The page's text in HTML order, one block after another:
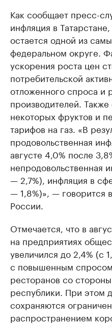
Как сообщает пресс-
инфляция в
остается одной из
федеральном округе.
ускорения роста цен
потребительской
отложенного спроса и
производителей. Также
некоторых фруктов и
тарифов на газ. «В
продовольственная
августе 4,0% после
непродовольственная
— 2,7%), инфляция в
— 1,8%)», — говорится
России.
Отмечается, что в
на предприятиях
увеличился до 2,4% (с
с повышенным
ресторанов со
республики. При этом
сохраняются
распространением